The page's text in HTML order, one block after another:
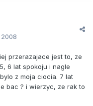
przerazajace jest to, ze
6 lat spokoju i nagle
z moja ciocia. 7 lat
bac ? i wierzyc, ze rak to